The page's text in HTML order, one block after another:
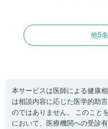
他5
本サービスは医師による健康
は相談内容に応じた医学的助
のではありません。 このこと
において、医療機関への受診